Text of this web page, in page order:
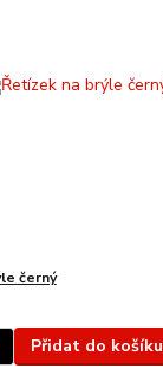
černý
Přidat do košíku